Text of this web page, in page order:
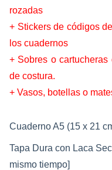
rozadas
+ Stickers de códigos
los cuadernos
+ Sobres o
de costura.
+ Vasos, botellas o
Cuaderno A5 (15 x 21
Tapa Dura con Laca
mismo tiempo]